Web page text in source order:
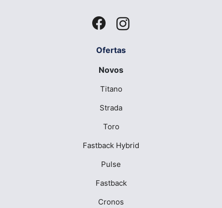
Ofertas
Novos
Titano
Strada
Toro
Fastback Hybrid
Pulse
Fastback
Cronos